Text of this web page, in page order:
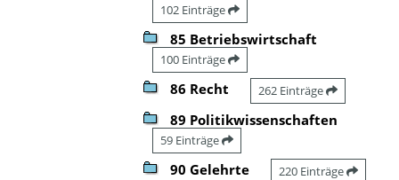
102 Einträge
85 Betriebswirtschaft
100 Einträge
86 Recht 262 Einträge
89 Politikwissenschaften
59 Einträge
90 Gelehrte 220 Einträge